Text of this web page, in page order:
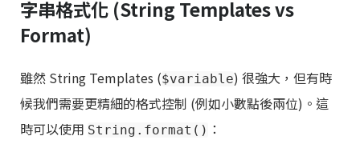
字串格式化 (String Templates vs
Format)
雖然 String Templates ($variable) 很強大，但有時
候我們需要更精細的格式控制 (例如小數點後兩位)。這
時可以使用 String.format() ：